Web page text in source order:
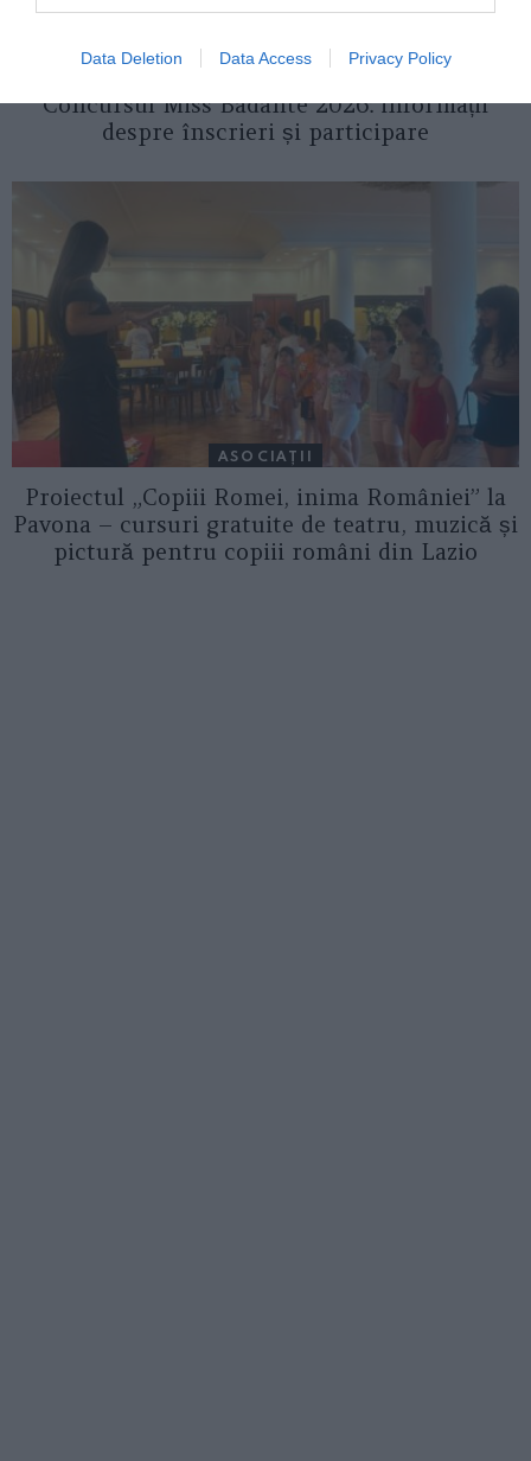
Data Deletion Data Access Privacy Policy
ITALIA
Concursul Miss Badante 2026: informații
despre înscrieri și participare
ASOCIAŢII
Proiectul „Copiii Romei, inima României” la
Pavona – cursuri gratuite de teatru, muzică și
pictură pentru copiii români din Lazio